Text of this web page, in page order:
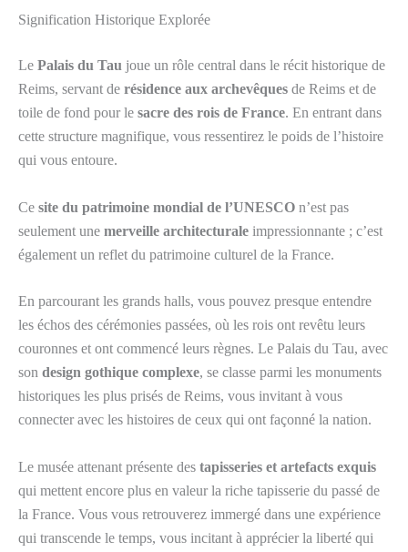
Signification Historique Explorée
Le Palais du Tau joue un rôle central dans le récit historique de
Reims, servant de résidence aux archevêques de Reims et de
toile de fond pour le sacre des rois de France. En entrant dans
cette structure magnifique, vous ressentirez le poids de l’histoire
qui vous entoure.
Ce site du patrimoine mondial de l’UNESCO n’est pas
seulement une merveille architecturale impressionnante ; c’est
également un reflet du patrimoine culturel de la France.
En parcourant les grands halls, vous pouvez presque entendre
les échos des cérémonies passées, où les rois ont revêtu leurs
couronnes et ont commencé leurs règnes. Le Palais du Tau, avec
son design gothique complexe, se classe parmi les monuments
historiques les plus prisés de Reims, vous invitant à vous
connecter avec les histoires de ceux qui ont façonné la nation.
Le musée attenant présente des tapisseries et artefacts exquis
qui mettent encore plus en valeur la riche tapisserie du passé de
la France. Vous vous retrouverez immergé dans une expérience
qui transcende le temps, vous incitant à apprécier la liberté qui